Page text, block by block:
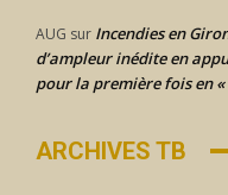
AUG sur Incendies en
d’ampleur inédite en
pour la première fois en
ARCHIVES TB